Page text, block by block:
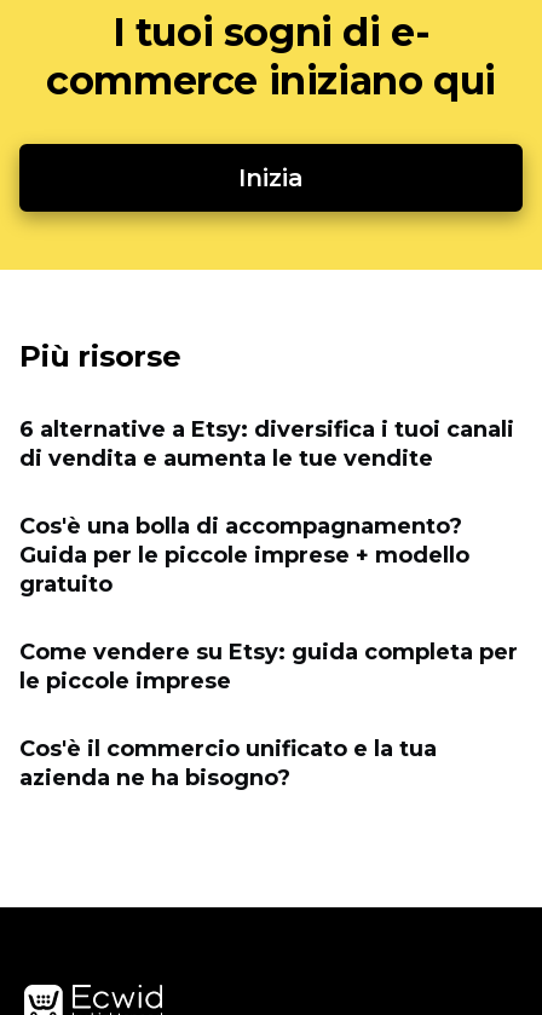
I tuoi sogni di e-
commerce iniziano qui
Inizia
Più risorse
6 alternative a Etsy: diversifica i tuoi canali
di vendita e aumenta le tue vendite
Cos'è una bolla di accompagnamento?
Guida per le piccole imprese + modello
gratuito
Come vendere su Etsy: guida completa per
le piccole imprese
Cos'è il commercio unificato e la tua
azienda ne ha bisogno?